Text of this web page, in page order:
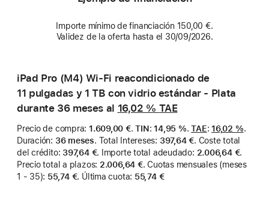
Importe mínimo de financiación 150,00 €.
Validez de la oferta hasta el 30/09/2026.
iPad Pro (M4) Wi-Fi reacondicionado de
11 pulgadas y 1 TB con vidrio estándar - Plata
durante 36 meses al 16,02 % TAE
Precio de compra: 1.609,00 €.TIN: 14,95 %.TAE: 16,02 %.
Duración: 36 meses. Total Intereses: 397,64 €. Coste total
del crédito: 397,64 €. Importe total adeudado: 2.006,64 €.
Precio total a plazos: 2.006,64 €.Cuotas mensuales (meses
1 - 35): 55,74 €. Última cuota: 55,74 €